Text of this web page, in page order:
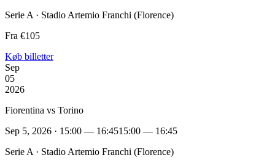
Serie A · Stadio Artemio Franchi (Florence)
Fra €105
Køb billetter
Sep
05
2026
Fiorentina vs Torino
Sep 5, 2026 · 15:00 — 16:4515:00 — 16:45
Serie A · Stadio Artemio Franchi (Florence)